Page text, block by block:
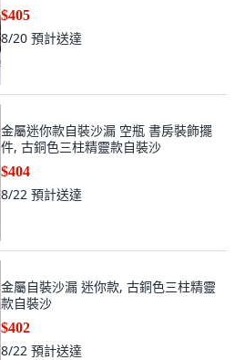
$405
8/20 預計送達
金屬迷你款自裝沙漏 空瓶 書房裝飾擺
件, 古銅色三柱精靈款自裝沙
$404
8/22 預計送達
金屬自裝沙漏 迷你款, 古銅色三柱精靈
款自裝沙
$402
8/22 預計送達